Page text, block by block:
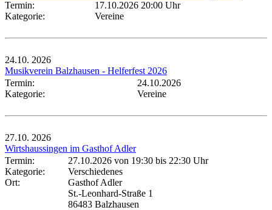
Termin:
17.10.2026 20:00 Uhr
Kategorie:
Vereine
24.10. 2026
Musikverein Balzhausen - Helferfest 2026
Termin:
24.10.2026
Kategorie:
Vereine
27.10. 2026
Wirtshaussingen im Gasthof Adler
Termin:
27.10.2026 von 19:30 bis 22:30 Uhr
Kategorie:
Verschiedenes
Ort:
Gasthof Adler
St.-Leonhard-Straße 1
86483 Balzhausen